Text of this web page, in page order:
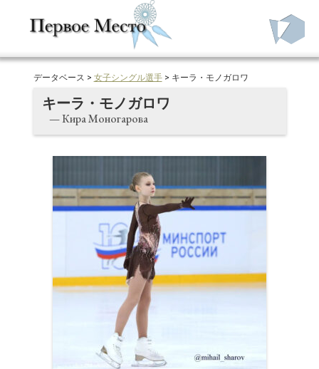
データベース > 女子シングル選手> キーラ・モノガロワ
キーラ・モノガロワ
— Кира Моногарова